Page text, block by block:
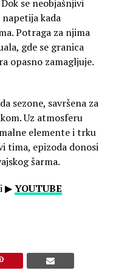
se neobjašnjivi
kada
Potraga za njima
gde se granica
opasno zamagljuje.
sezone, savršena za
Uz atmosferu
elemente i trku
tima, epizoda donosi
šarma.
i ▶YOUTUBE